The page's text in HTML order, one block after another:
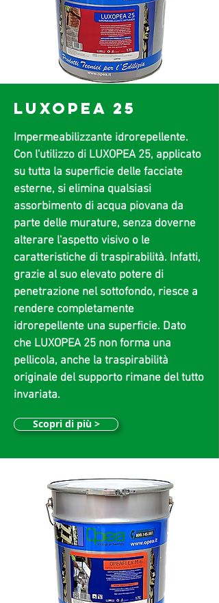
LUXOPEA 25
Impermeabilizzante idrorepellente.
Con l'utilizzo di LUXOPEA 25, applicato
su tutta la superficie delle facciate
esterne, si elimina qualsiasi
assorbimento di acqua piovana da
parte delle murature, senza doverne
alterare l'aspetto visivo o le
caratteristiche di traspirabilità. Infatti,
grazie al suo elevato potere di
penetrazione nel sottofondo, riesce a
rendere completamente
idrorepellente una superficie. Dato
che LUXOPEA 25 non forma una
pellicola, anche la traspirabilità
originale del supporto rimane del tutto
invariata.
Scopri di più >